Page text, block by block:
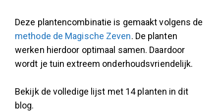
Deze plantencombinatie is gemaakt volgens de
methode de Magische Zeven. De planten
werken hierdoor optimaal samen. Daardoor
wordt je tuin extreem onderhoudsvriendelijk.
Bekijk de volledige lijst met 14 planten in dit
blog.